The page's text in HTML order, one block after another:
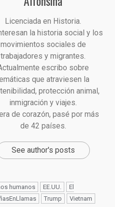
Licenciada en Historia.
la historia social y los
movimientos sociales de
trabajadores y migrantes.
escribo sobre
que atraviesen la
protección animal,
inmigración y viajes.
de corazón, pasé por más
de 42 países.
See author's posts
humanos EE.UU.
El
Trump Vietnam